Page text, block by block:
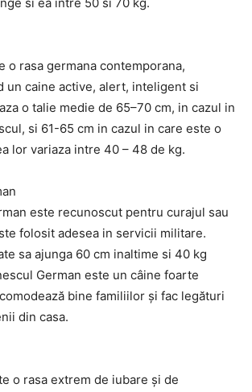
o rasa germana contemporana,
un caine active, alert, inteligent si
o talie medie de 65–70 cm, in cazul in
si 61-65 cm in cazul in care este o
lor variaza intre 40 – 48 de kg.
este recunoscut pentru curajul sau
folosit adesea in servicii militare.
sa ajunga 60 cm inaltime si 40 kg
German este un câine foarte
bine familiilor și fac legături
din casa.
o rasa extrem de iubare și de